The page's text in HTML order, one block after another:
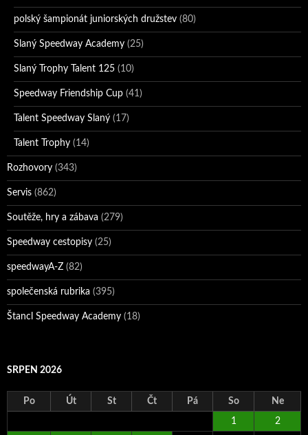
polský šampionát juniorských družstev (80)
Slaný Speedway Academy (25)
Slaný Trophy Talent 125 (10)
Speedway Friendship Cup (41)
Talent Speedway Slaný (17)
Talent Trophy (14)
Rozhovory (343)
Servis (862)
Soutěže, hry a zábava (279)
Speedway cestopisy (25)
speedwayA-Z (82)
společenská rubrika (395)
Štancl Speedway Academy (18)
SRPEN 2026
Po Út St Čt Pá So Ne
1 2